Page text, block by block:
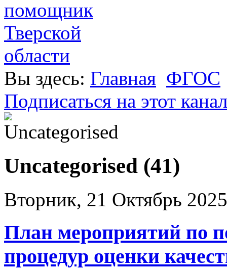
Вы здесь: Главная ФГОС
Подписаться на этот
Uncategorised (41)
Вторник, 21 Октябрь
План мероприятий по
процедур оценки